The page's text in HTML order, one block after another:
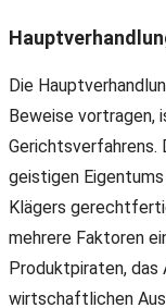
Die
Beweise vortragen,
Gerichtsverfahrens.
geistigen
Klägers
mehrere Faktoren
Produktpiraten, das
wirtschaftlichen